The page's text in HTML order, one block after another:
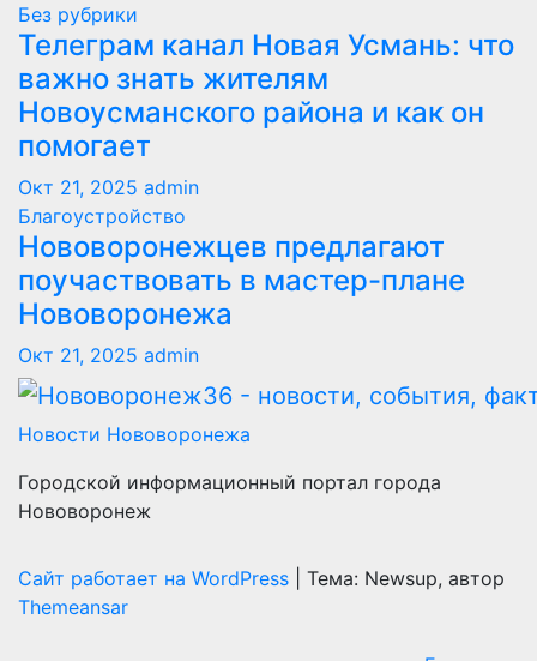
Без рубрики
Телеграм канал Новая Усмань: что
важно знать жителям
Новоусманского района и как он
помогает
Окт 21, 2025 admin
Благоустройство
Нововоронежцев предлагают
поучаствовать в мастер-плане
Нововоронежа
Окт 21, 2025 admin
Новости Нововоронежа
Городской информационный портал города
Нововоронеж
Сайт работает на WordPress
Тема: Newsup, автор
Themeansar